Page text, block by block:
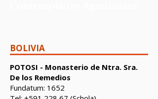
BOLIVIA
POTOSI - Monasterio de Ntra. Sra.
De los Remedios
Fundatum: 1652